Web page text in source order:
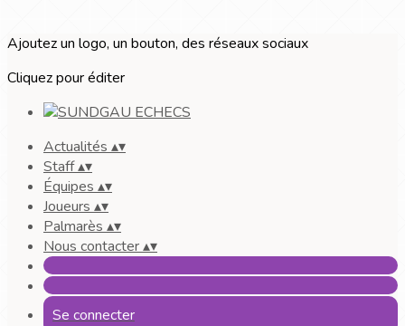
Ajoutez un logo, un bouton, des réseaux sociaux
Cliquez pour éditer
Actualités ▴▾
Staff▴▾
Équipes ▴▾
Joueurs ▴▾
Palmarès ▴▾
Nous contacter▴▾
Se connecter